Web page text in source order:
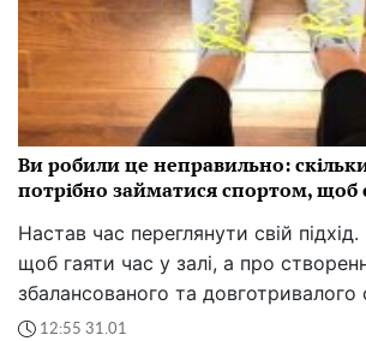
Ви робили це неправильно:
потрібно займатися спортом, щоб
Настав час переглянути свій
щоб гаяти час у залі, а про
збалансованого та
12:55 31.01